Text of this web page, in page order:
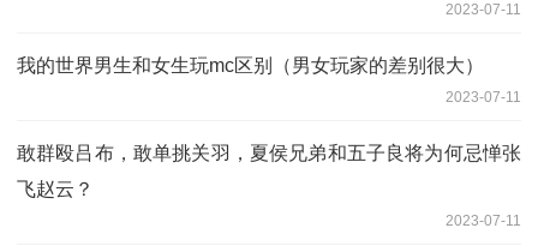
2023-07-11
我的世界男生和女生玩mc区别（男女玩家的差别很大）
2023-07-11
敢群殴吕布，敢单挑关羽，夏侯兄弟和五子良将为何忌惮张
飞赵云？
2023-07-11